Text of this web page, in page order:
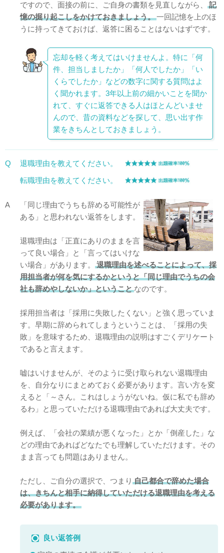
ですので、面接の前に、ご自身の書類を見直しながら、
記
憶の掘り起こしをかけておきましょう。一回記憶を上のほ
うに持ってきておけば、返答に困ることはないはずです。
忘却を軽く考えてはいけませんよ。特に「何
件、担当しましたか」「何人でしたか」「い
くらでしたか」などの数字に関する質問はよ
く聞かれます。3年以上前の細かいことを聞か
れて、すぐに返答できる人はほとんどいませ
んので、昔の資料などを探して、思い出す作
業をきちんとしておきましょう。
Q
退職理由を教えてください。
転職理由を教えてください。
A
「同じ理由でうちも辞める可能性が
ある」と思われない返答をします。
退職理由は「正直にありのままを言
って良い場合」と「言ってはいけな
い場合」があります。
退職理由を述べることによって、採
用担当者が何を気にするかというと「同じ理由でうちの会
社も辞めやしないか」ということなのです。
採用担当者は「採用に失敗したくない」と強く思っていま
す。早期に辞められてしまうということは、「採用の失
敗」を意味するため、退職理由の説明はすごくデリケート
であると言えます。
嘘はいけませんが、そのように受け取られない退職理由
を、自分なりにまとめておく必要があります。言い方を変
えると「～さん。これはしょうがないね。仮に私でも辞め
るわ」と思っていただける退職理由であれば大丈夫です。
例えば、「会社の業績が悪くなった」とか「倒産した」な
どの理由であればどなたでも理解していただけます。その
まま言っても問題はありません。
ただし、ご自分の選択で、つまり 自己都合で辞めた場合
は、きちんと相手に納得していただける退職理由を考える
必要があります。
良い返答例